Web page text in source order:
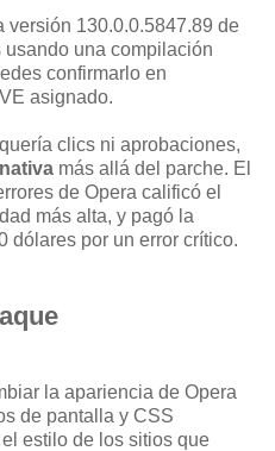
versión 130.0.0.5847.89 de
usando una compilación
confirmarlo en
asignado.
clics ni aprobaciones,
más allá del parche. El
de Opera calificó el
más alta, y pagó la
dólares por un error crítico.
la apariencia de Opera
de pantalla y CSS
estilo de los sitios que